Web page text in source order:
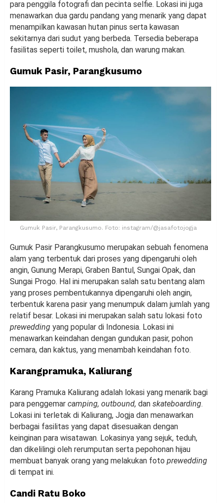
para penggila fotografi dan pecinta selfie. Lokasi ini juga
menawarkan dua gardu pandang yang menarik yang dapat
menampilkan kawasan hutan pinus serta kawasan
sekitarnya dari sudut yang berbeda. Tersedia beberapa
fasilitas seperti toilet, mushola, dan warung makan.
Gumuk Pasir, Parangkusumo
Gumuk Pasir, Parangkusumo. Foto: instagram/@jasafotojogja
Gumuk Pasir Parangkusumo merupakan sebuah fenomena
alam yang terbentuk dari proses yang dipengaruhi oleh
angin, Gunung Merapi, Graben Bantul, Sungai Opak, dan
Sungai Progo. Hal ini merupakan salah satu bentang alam
yang proses pembentukannya dipengaruhi oleh angin,
terbentuk karena pasir yang menumpuk dalam jumlah yang
relatif besar. Lokasi ini merupakan salah satu lokasi foto
prewedding yang popular di Indonesia. Lokasi ini
menawarkan keindahan dengan gundukan pasir, pohon
cemara, dan kaktus, yang menambah keindahan foto.
Karangpramuka, Kaliurang
Karang Pramuka Kaliurang adalah lokasi yang menarik bagi
para penggemar camping, outbound, dan skateboarding.
Lokasi ini terletak di Kaliurang, Jogja dan menawarkan
berbagai fasilitas yang dapat disesuaikan dengan
keinginan para wisatawan. Lokasinya yang sejuk, teduh,
dan dikelilingi oleh rerumputan serta pepohonan hijau
membuat banyak orang yang melakukan foto prewedding
di tempat ini.
Candi Ratu Boko